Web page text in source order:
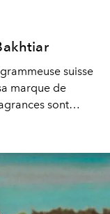
suisse
marque de
sont